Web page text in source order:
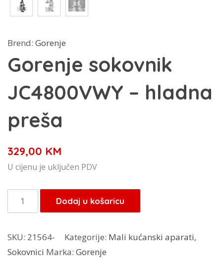
Brend: Gorenje
Gorenje sokovnik
JC4800VWY – hladna
preša
329,00 KM
U cijenu je uključen PDV
Gorenje
sokovnik
-
hladna
Dodaj u košaricu
SKU: 21564- Kategorije: Mali kućanski aparati,
Sokovnici Marka: Gorenje